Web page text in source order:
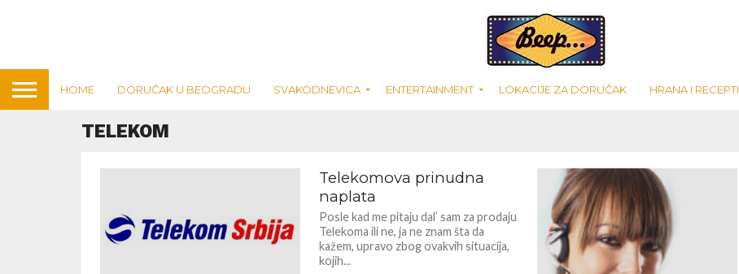
HOME DORUČAK U BEOGRADU SVAKODNEVICA ENTERTAINMENT LOKACIJE ZA DORUČAK HRANA I RECEPTI
TELEKOM
Telekom – “Nemate dugovanja jer je vaš broj
demontiran”
Telekomova prinudna
naplata
Posle kad me pitaju dal’ sam za prodaju
Telekoma ili ne, ja ne znam šta da
kažem, upravo zbog ovakvih situacija,
kojih...